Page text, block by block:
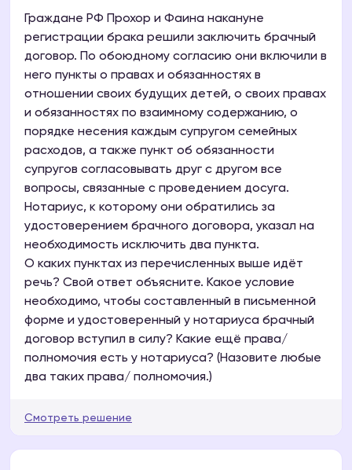
Граждане РФ Прохор и Фаина накануне
регистрации брака решили заключить брачный
договор. По обоюдному согласию они включили в
него пункты о правах и обязанностях в
отношении своих будущих детей, о своих правах
и обязанностях по взаимному содержанию, о
порядке несения каждым супругом семейных
расходов, а также пункт об обязанности
супругов согласовывать друг с другом все
вопросы, связанные с проведением досуга.
Нотариус, к которому они обратились за
удостоверением брачного договора, указал на
необходимость исключить два пункта.
О каких пунктах из перечисленных выше идёт
речь? Свой ответ объясните. Какое условие
необходимо, чтобы составленный в письменной
форме и удостоверенный у нотариуса брачный
договор вступил в силу? Какие ещё права/
полномочия есть у нотариуса? (Назовите любые
два таких права/ полномочия.)
Смотреть решение